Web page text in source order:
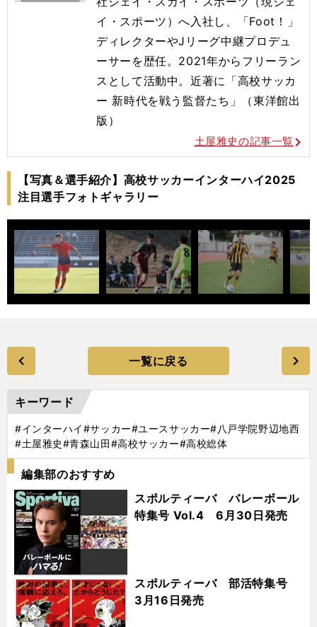
イ・スポーツ）へ入社し、「Foot！」
ディレクターやJリーグ中継プロデュ
ーサーを歴任。2021年からフリーラン
スとして活動中。近著に「高校サッカ
ー 新時代を戦う監督たち」（東洋館出
版）
土屋雅史の記事一覧
【写真＆選手紹介】高校サッカーインターハイ2025
注目選手フォトギャラリー
一覧に戻る
キーワード
#インターハイ#サッカー#ユースサッカー#八戸学院野辺地西
#土屋雅史#青森山田#高校サッカー#高校総体
編集部のおすすめ
スポルティーバ バレーボール
特集号 Vol.4 6月30日発売
スポルティーバ 部活特集号
3月16日発売